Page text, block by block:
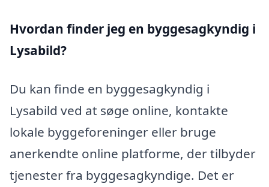
Hvordan finder jeg en byggesagkyndig i
Lysabild?
Du kan finde en byggesagkyndig i
Lysabild ved at søge online, kontakte
lokale byggeforeninger eller bruge
anerkendte online platforme, der tilbyder
tjenester fra byggesagkyndige. Det er